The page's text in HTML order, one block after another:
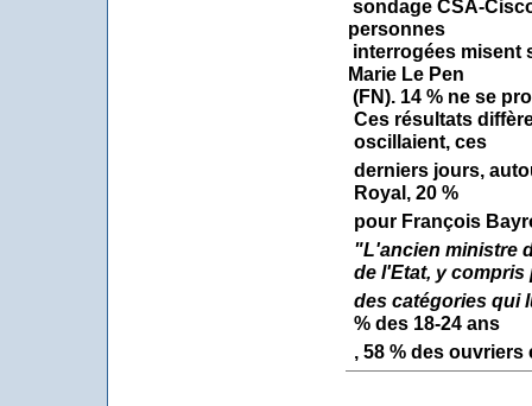
sondage CSA-
personnes
interrogées misent
Marie Le Pen
(FN). 14 % ne se
Ces résultats
oscillaient, ces
derniers jours,
Royal, 20 %
pour François
"L'ancien ministre
de l'Etat, y compris
des catégories qui
% des 18-24 ans
, 58 % des